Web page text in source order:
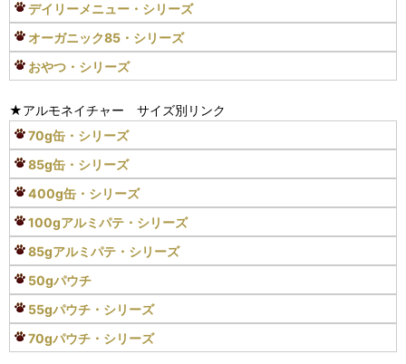
デイリーメニュー・シリーズ
オーガニック85・シリーズ
おやつ・シリーズ
★アルモネイチャー サイズ別リンク
70g缶・シリーズ
85g缶・シリーズ
400g缶・シリーズ
100gアルミパテ・シリーズ
85gアルミパテ・シリーズ
50gパウチ
55gパウチ・シリーズ
70gパウチ・シリーズ